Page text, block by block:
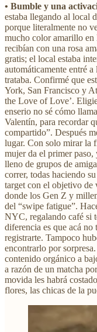
• Bumble y una
estaba llegando al local
porque literalmente no
mucho color amarillo en
recibían con una rosa
gratis; el local estaba
automáticamente entré
trataba. Confirmé que
York, San Francisco y
the Love of Love’.
enserio no sé cómo
Valentín, para recordar
compartido”. Después
lugar. Con solo mirar la
mujer da el primer paso,
lleno de grupos de
correr, todas haciendo
target con el objetivo de
donde los Gen Z y
del “swipe fatigue”.
NYC, regalando café si
diferencia es que acá no
registrarte. Tampoco
encontrarlo por
contenido orgánico a
a razón de un matcha
movida les habrá
flores, las chicas de la